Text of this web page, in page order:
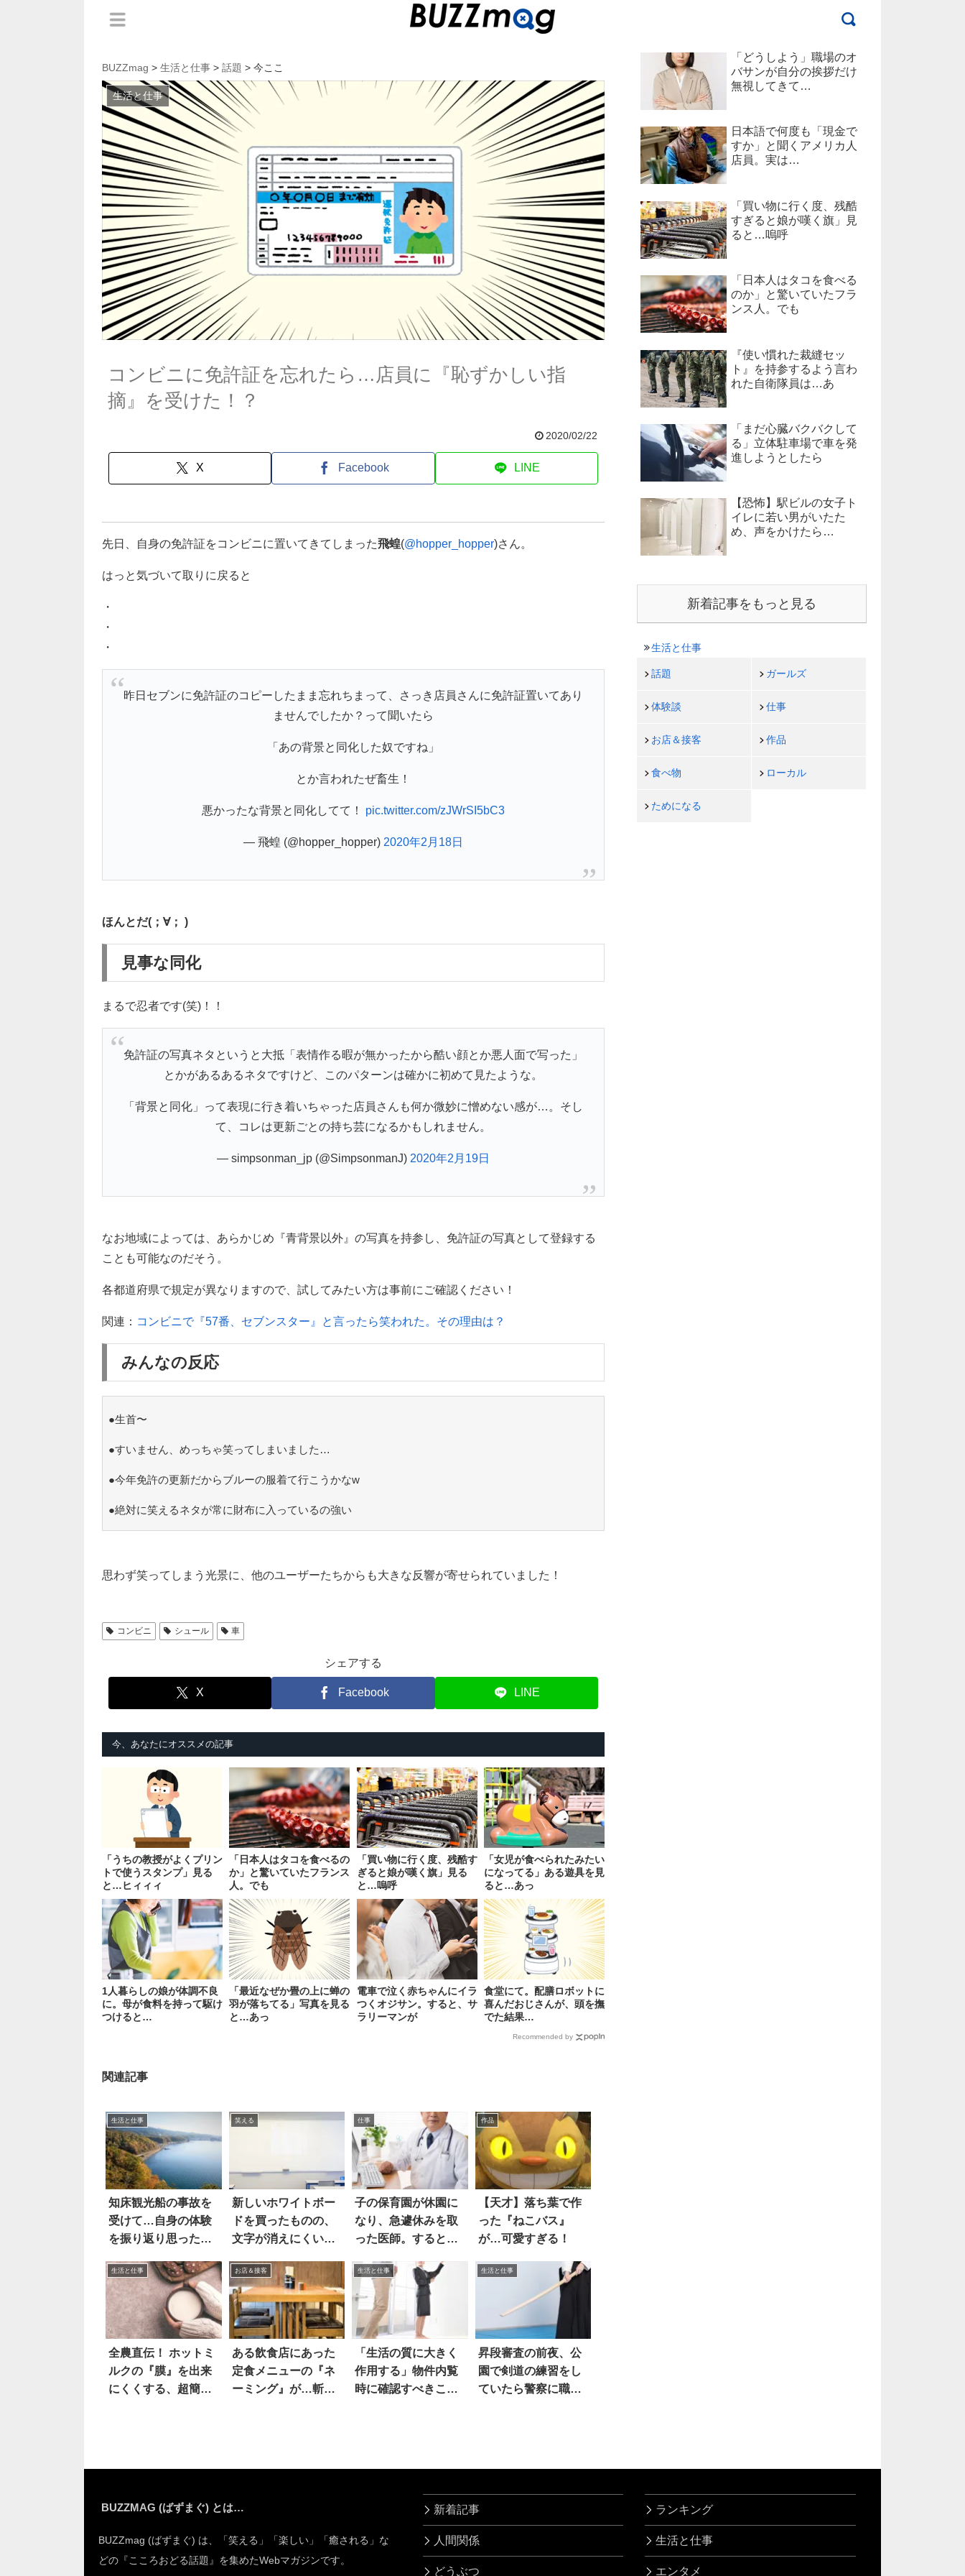
BUZZmag > 生活と仕事 > 話題 > 今ここ
生活と仕事
コンビニに免許証を忘れたら…店員に『恥ずかしい指
摘』を受けた！？
2020/02/22
X Facebook LINE
先日、自身の免許証をコンビニに置いてきてしまった飛蝗(@hopper_hopper)さん。
はっと気づいて取りに戻ると
・
・
・
昨日セブンに免許証のコピーしたまま忘れちまって、さっき店員さんに免許証置いてあり
ませんでしたか？って聞いたら
「あの背景と同化した奴ですね」
とか言われたぜ畜生！
悪かったな背景と同化してて！ pic.twitter.com/zJWrSI5bC3
— 飛蝗 (@hopper_hopper) 2020年2月18日
ほんとだ(；∀； )
見事な同化
まるで忍者です(笑)！！
免許証の写真ネタというと大抵「表情作る暇が無かったから酷い顔とか悪人面で写った」
とかがあるあるネタですけど、このパターンは確かに初めて見たような。
「背景と同化」って表現に行き着いちゃった店員さんも何か微妙に憎めない感が…。そし
て、コレは更新ごとの持ち芸になるかもしれません。
— simpsonman_jp (@SimpsonmanJ) 2020年2月19日
なお地域によっては、あらかじめ『青背景以外』の写真を持参し、免許証の写真として登録する
ことも可能なのだそう。
各都道府県で規定が異なりますので、試してみたい方は事前にご確認ください！
関連： コンビニで『57番、セブンスター』と言ったら笑われた。その理由は？
みんなの反応
●生首〜
●すいません、めっちゃ笑ってしまいました…
●今年免許の更新だからブルーの服着て行こうかなw
●絶対に笑えるネタが常に財布に入っているの強い
思わず笑ってしまう光景に、他のユーザーたちからも大きな反響が寄せられていました！
コンビニ シュール 車
シェアする
X Facebook LINE
今、あなたにオススメの記事
「うちの教授がよくプリン
トで使うスタンプ」見る
と…ヒィィィ
「日本人はタコを食べるの
か」と驚いていたフランス
人。でも
「買い物に行く度、残酷す
ぎると娘が嘆く旗」見る
と…嗚呼
「女児が食べられたみたい
になってる」ある遊具を見
ると…あっ
1人暮らしの娘が体調不良
に。母が食料を持って駆け
つけると…
「最近なぜか畳の上に蝉の
羽が落ちてる」写真を見る
と…あっ
電車で泣く赤ちゃんにイラ
つくオジサン。すると、サ
ラリーマンが
食堂にて。配膳ロボットに
喜んだおじさんが、頭を撫
でた結果…
Recommended by
関連記事
生活と仕事
知床観光船の事故を
受けて…自身の体験
を振り返り思ったこ
笑える
新しいホワイトボー
ドを買ったものの、
文字が消えにくいと
仕事
子の保育園が休園に
なり、急遽休みを取
った医師。すると院
作品
【天才】落ち葉で作
った『ねこバス』
が…可愛すぎる！
生活と仕事
全農直伝！ ホットミ
ルクの『膜』を出来
にくくする、超簡単
お店＆接客
ある飲食店にあった
定食メニューの『ネ
ーミング』が…斬新
生活と仕事
「生活の質に大きく
作用する」物件内覧
時に確認すべきこと
生活と仕事
昇段審査の前夜、公
園で剣道の練習をし
ていたら警察に職質
「どうしよう」職場のオ
バサンが自分の挨拶だけ
無視してきて…
日本語で何度も「現金で
すか」と聞くアメリカ人
店員。実は…
「買い物に行く度、残酷
すぎると娘が嘆く旗」見
ると…嗚呼
「日本人はタコを食べる
のか」と驚いていたフラ
ンス人。でも
『使い慣れた裁縫セッ
ト』を持参するよう言わ
れた自衛隊員は…あ
「まだ心臓バクバクして
る」立体駐車場で車を発
進しようとしたら
【恐怖】駅ビルの女子ト
イレに若い男がいたた
め、声をかけたら…
新着記事をもっと見る
生活と仕事
話題 ガールズ
体験談 仕事
お店＆接客 作品
食べ物 ローカル
ためになる
BUZZMAG (ばずまぐ) とは…
BUZZmag (ばずまぐ) は、「笑える」「楽しい」「癒される」な
どの『こころおどる話題』を集めたWebマガジンです。
新着記事
人間関係
どうぶつ
ランキング
生活と仕事
エンタメ